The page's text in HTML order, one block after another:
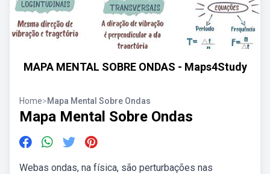
MAPA MENTAL SOBRE ONDAS - Maps4Study
Home>Mapa Mental Sobre Ondas
Mapa Mental Sobre Ondas
Webas ondas, na física, são perturbações nas